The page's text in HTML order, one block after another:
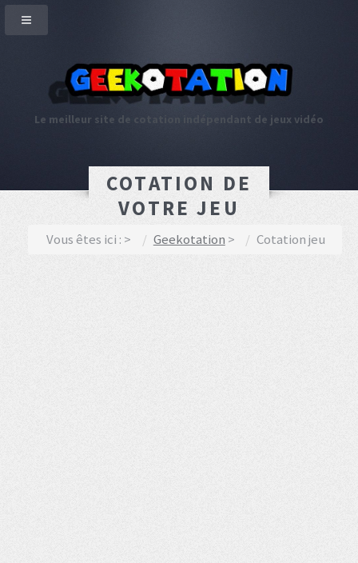
Le meilleur site de cotation indépendant de jeux vidéo
COTATION DE
VOTRE JEU
Vous êtes ici : Geekotation Cotation jeu